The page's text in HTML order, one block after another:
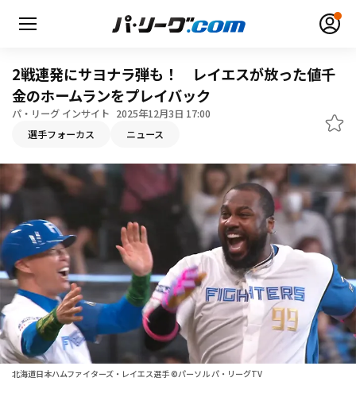
HOME
日程・結果
順位表･成績
1軍公式戦
ファーム東地区
選手名鑑
選手名鑑トップ
ニュース
2戦連発にサヨナラ弾も！ レイエスが放った値千
金のホームランをプレイバック
パ・リーグ インサイト 2025年12月3日 17:00
選手フォーカス ニュース
北海道日本ハムファイターズ・レイエス選手 ©パーソル パ・リーグTV